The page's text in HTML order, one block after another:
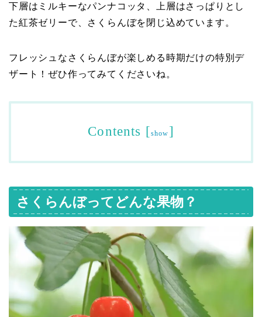
下層はミルキーなパンナコッタ、上層はさっぱりとし
た紅茶ゼリーで、さくらんぼを閉じ込めています。
フレッシュなさくらんぼが楽しめる時期だけの特別デ
ザート！ぜひ作ってみてくださいね。
Contents [show ]
さくらんぼってどんな果物？